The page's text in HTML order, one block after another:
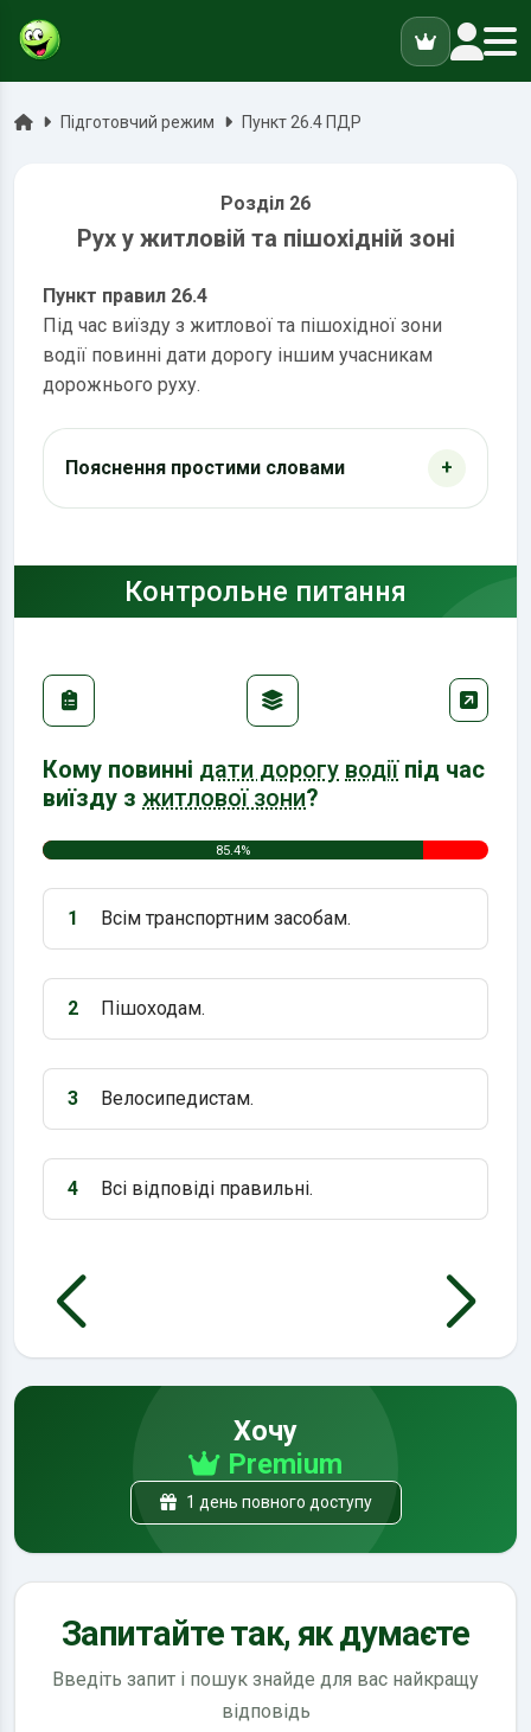
ГоловнаПідготовчий режим Пункт 26.4 ПДР
Розділ 26
Рух у житловій та пішохідній зоні
Пункт правил 26.4
Під час виїзду з житлової та пішохідної зони
водії повинні дати дорогу іншим учасникам
дорожнього руху.
Пояснення простими словами
Контрольне питання
Кому повинні дати дорогу водіїпід час
виїзду з житлової зони?
85.4%
Варіант 1:
1 Всім транспортним засобам.
Варіант 2:
2 Пішоходам.
Варіант 3:
3 Велосипедистам.
Варіант 4:
4 Всі відповіді правильні.
Хочу
Premium
1 день повного доступу
Запитайте так, як думаєте
Введіть запит і пошук знайде для вас найкращу
відповідь